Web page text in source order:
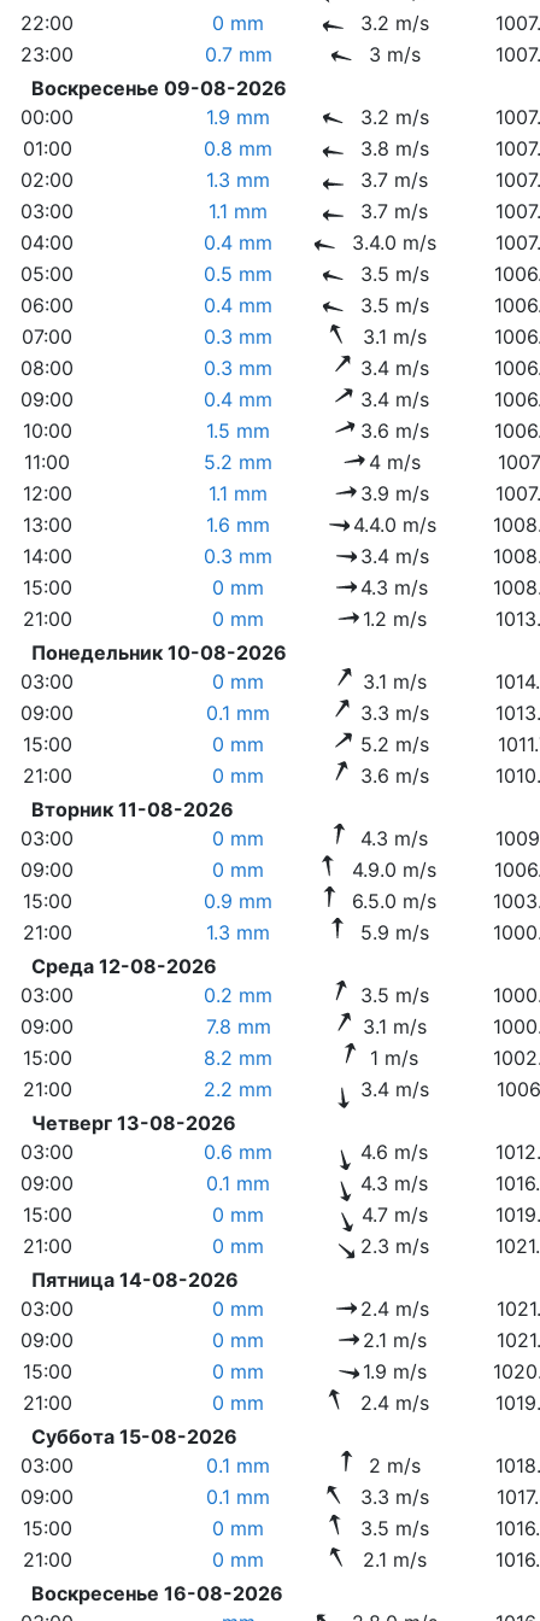
22:00
0 mm 3.2 m/s
23:00
0.7 mm 3 m/s
Воскресенье 09-08-2026
00:00
1.9 mm 3.2 m/s
01:00
0.8 mm 3.8 m/s
02:00
1.3 mm 3.7 m/s
03:00
1.1 mm 3.7 m/s
04:00
0.4 mm 3.4.0 m/s
05:00
0.5 mm 3.5 m/s
06:00
0.4 mm 3.5 m/s
07:00
0.3 mm 3.1 m/s
08:00
0.3 mm 3.4 m/s
09:00
0.4 mm 3.4 m/s
10:00
1.5 mm 3.6 m/s
11:00
5.2 mm 4 m/s
12:00
1.1 mm 3.9 m/s
13:00
1.6 mm 4.4.0 m/s
14:00
0.3 mm 3.4 m/s
15:00
0 mm 4.3 m/s
21:00
0 mm 1.2 m/s
Понедельник 10-08-2026
03:00
0 mm 3.1 m/s
09:00
0.1 mm 3.3 m/s
15:00
0 mm 5.2 m/s
21:00
0 mm 3.6 m/s
Вторник 11-08-2026
03:00
0 mm 4.3 m/s
09:00
0 mm 4.9.0 m/s
15:00
0.9 mm 6.5.0 m/s
21:00
1.3 mm 5.9 m/s
Среда 12-08-2026
03:00
0.2 mm 3.5 m/s
09:00
7.8 mm 3.1 m/s
15:00
8.2 mm 1 m/s
21:00
2.2 mm 3.4 m/s
Четверг 13-08-2026
03:00
0.6 mm 4.6 m/s
09:00
0.1 mm 4.3 m/s
15:00
0 mm 4.7 m/s
21:00
0 mm 2.3 m/s
Пятница 14-08-2026
03:00
0 mm 2.4 m/s
09:00
0 mm 2.1 m/s
15:00
0 mm 1.9 m/s
21:00
0 mm 2.4 m/s
Суббота 15-08-2026
03:00
0.1 mm 2 m/s
09:00
0.1 mm 3.3 m/s
15:00
0 mm 3.5 m/s
21:00
0 mm 2.1 m/s
Воскресенье 16-08-2026